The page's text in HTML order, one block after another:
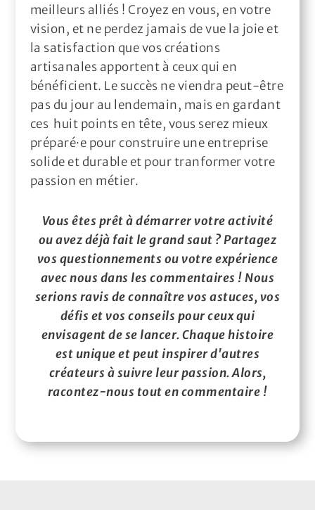
meilleurs alliés ! Croyez en vous, en votre
vision, et ne perdez jamais de vue la joie et
la satisfaction que vos créations
artisanales apportent à ceux qui en
bénéficient. Le succès ne viendra peut-être
pas du jour au lendemain, mais en gardant
ces huit points en tête, vous serez mieux
préparé·e pour construire une entreprise
solide et durable et pour tranformer votre
passion en métier.
Vous êtes prêt à démarrer votre activité
ou avez déjà fait le grand saut ? Partagez
vos questionnements ou votre expérience
avec nous dans les commentaires ! Nous
serions ravis de connaître vos astuces, vos
défis et vos conseils pour ceux qui
envisagent de se lancer. Chaque histoire
est unique et peut inspirer d'autres
créateurs à suivre leur passion. Alors,
racontez-nous tout en commentaire !